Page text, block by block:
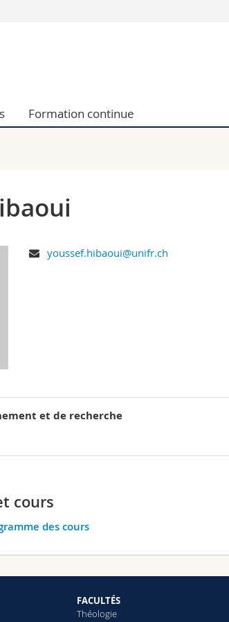
formation
Collaborateurs
Formation continue
youssef.hibaoui@unifr.ch
et de recherche
cours
des cours
FACULTÉS
Théologie